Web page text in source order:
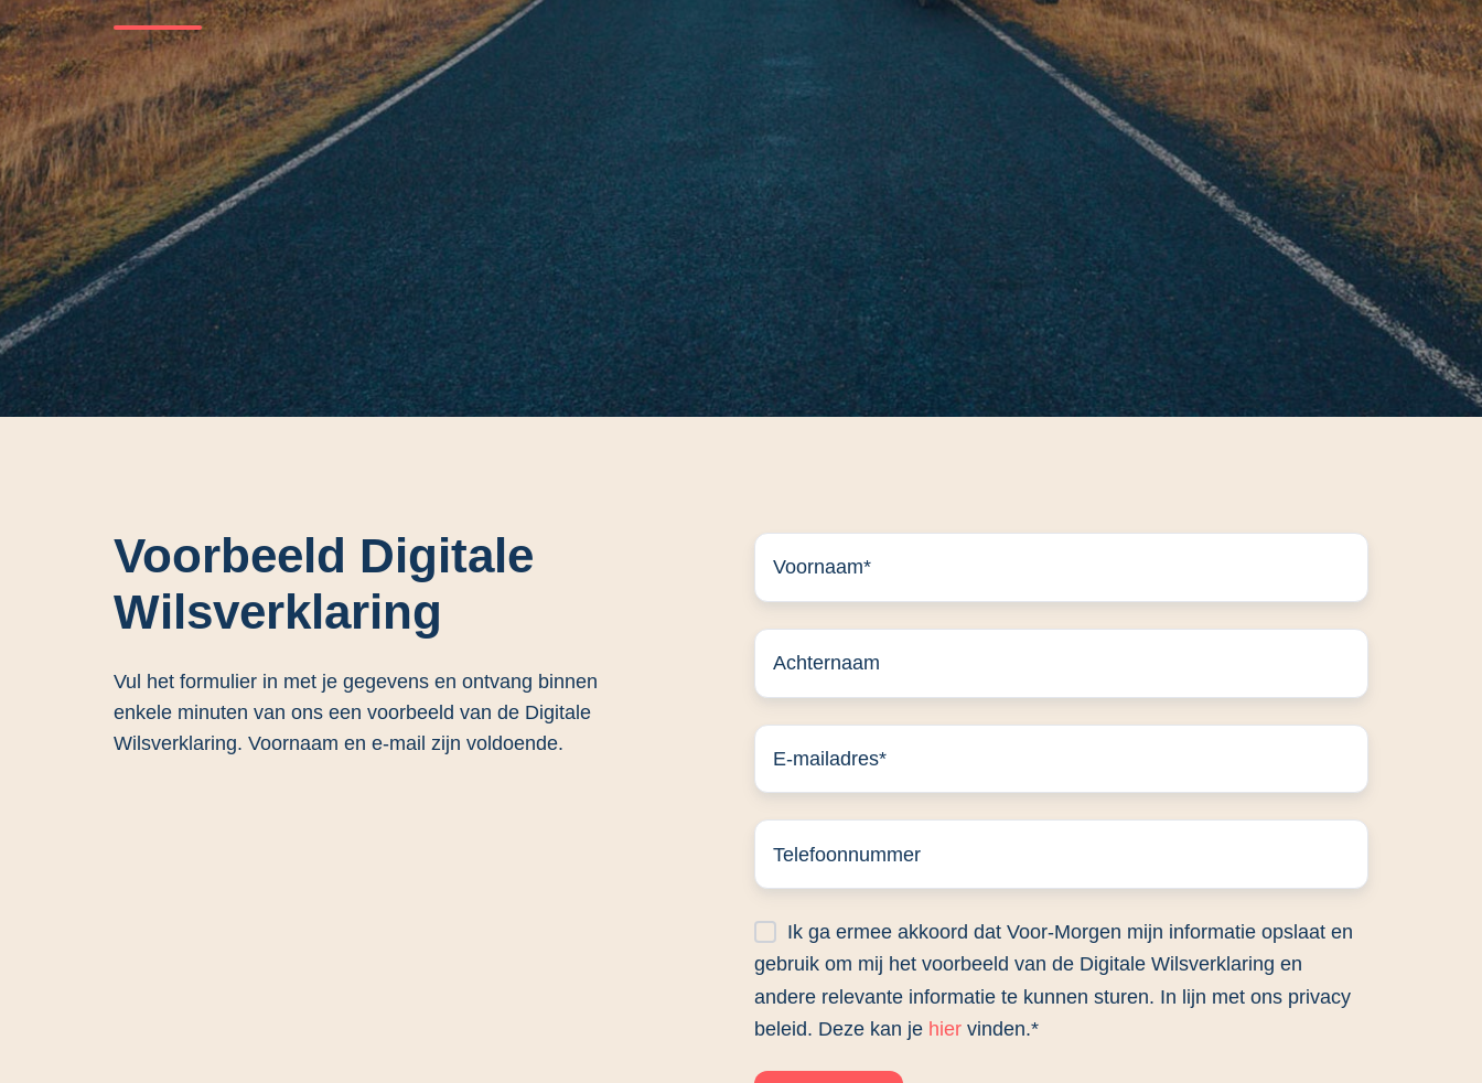
Voorbeeld Digitale
Wilsverklaring
Vul het formulier in met je gegevens en ontvang binnen
enkele minuten van ons een voorbeeld van de Digitale
Wilsverklaring. Voornaam en e-mail zijn voldoende.
Ik ga ermee akkoord dat Voor-Morgen mijn informatie opslaat en
gebruik om mij het voorbeeld van de Digitale Wilsverklaring en
andere relevante informatie te kunnen sturen. In lijn met ons privacy
beleid. Deze kan je hier vinden.*